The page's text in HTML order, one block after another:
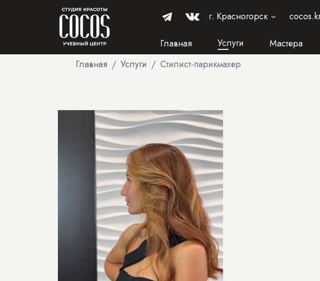
Главная Услуги Мастера
г. Красногорск ›
Главная Услуги Стилист-парикмахер